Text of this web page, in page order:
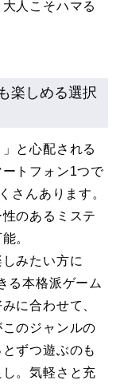
人こそハマる
楽しめる選択
と心配される
トフォン1つで
さんあります。
のあるミステ
。
みたい方に
る本格派ゲーム
に合わせて、
のジャンルの
ずつ遊ぶのも
。気軽さと充